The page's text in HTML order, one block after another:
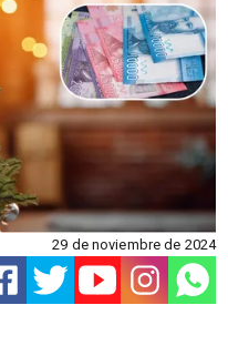
29 de noviembre de 2024